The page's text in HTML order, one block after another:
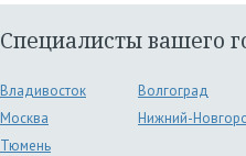
Специалисты вашего
Владивосток
Волгоград
Москва
Нижний-
Тюмень